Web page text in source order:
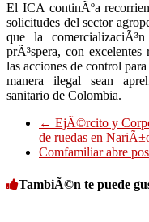
El ICA continÃºa
solicitudes del sector
que la
prÃ³spera, con
las acciones de control
manera ilegal sean
sanitario de Colombia.
← EjÃ©rcito y
de ruedas en
Comfamiliar abre
TambiÃ©n te puede